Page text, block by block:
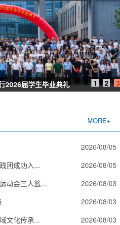
1 2 3
MORE+
2026/08/05
2026/08/05
团成功入...
2026/08/03
动会三人篮...
2026/08/03
2026/08/03
文化传承...